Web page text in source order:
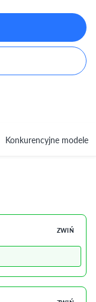
Konkurencyjne modele
ZWIŃ